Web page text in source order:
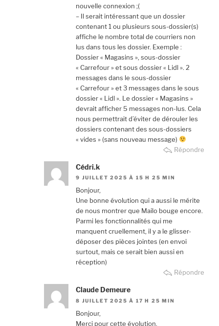
nouvelle connexion ;(
– Il serait intéressant que un dossier
contenant 1 ou plusieurs sous-dossier(s)
affiche le nombre total de courriers non
lus dans tous les dossier. Exemple :
Dossier « Magasins », sous-dossier
« Carrefour » et sous dossier « Lidl ». 2
messages dans le sous-dossier
« Carrefour » et 3 messages dans le sous
dossier « Lidl ». Le dossier « Magasins »
devrait afficher 5 messages non-lus. Cela
nous permettrait d’éviter de dérouler les
dossiers contenant des sous-dossiers
« vides » (sans nouveau message)
Répondre
Cédri.k
9 JUILLET 2025 À 15 H 25 MIN
Bonjour,
Une bonne évolution qui a aussi le mérite
de nous montrer que Mailo bouge encore.
Parmi les fonctionnalités qui me
manquent cruellement, il y a le glisser-
déposer des pièces jointes (en envoi
surtout, mais ce serait bien aussi en
réception)
Répondre
Claude Demeure
8 JUILLET 2025 À 17 H 25 MIN
Bonjour,
Merci pour cette évolution.